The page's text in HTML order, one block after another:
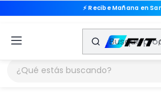
🔒 Compra Segura
🔒 Compra Segura